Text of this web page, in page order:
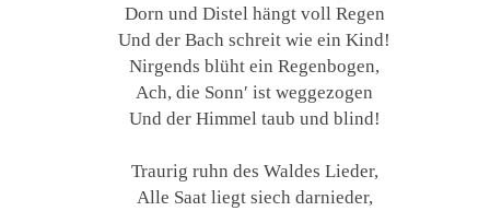
Dorn und Distel hängt voll Regen
Und der Bach schreit wie ein Kind!
Nirgends blüht ein Regenbogen,
Ach, die Sonn′ ist weggezogen
Und der Himmel taub und blind!
Traurig ruhn des Waldes Lieder,
Alle Saat liegt siech darnieder,